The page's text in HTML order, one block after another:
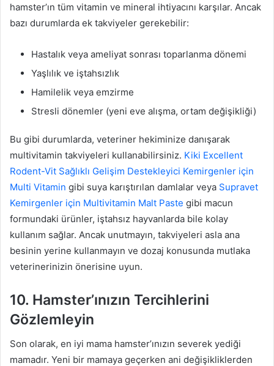
hamster’ın tüm vitamin ve mineral ihtiyacını karşılar. Ancak
bazı durumlarda ek takviyeler gerekebilir:
Hastalık veya ameliyat sonrası toparlanma dönemi
Yaşlılık ve iştahsızlık
Hamilelik veya emzirme
Stresli dönemler (yeni eve alışma, ortam değişikliği)
Bu gibi durumlarda, veteriner hekiminize danışarak
multivitamin takviyeleri kullanabilirsiniz. Kiki Excellent
Rodent-Vit Sağlıklı Gelişim Destekleyici Kemirgenler için
Multi Vitamin gibi suya karıştırılan damlalar veya Supravet
Kemirgenler için Multivitamin Malt Paste gibi macun
formundaki ürünler, iştahsız hayvanlarda bile kolay
kullanım sağlar. Ancak unutmayın, takviyeleri asla ana
besinin yerine kullanmayın ve dozaj konusunda mutlaka
veterinerinizin önerisine uyun.
10. Hamster’ınızın Tercihlerini
Gözlemleyin
Son olarak, en iyi mama hamster’ınızın severek yediği
mamadır. Yeni bir mamaya geçerken ani değişikliklerden